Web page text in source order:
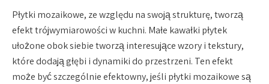
Płytki mozaikowe, ze względu na swoją strukturę, tworzą
efekt trójwymiarowości w kuchni. Małe kawałki płytek
ułożone obok siebie tworzą interesujące wzory i tekstury,
które dodają głębi i dynamiki do przestrzeni. Ten efekt
może być szczególnie efektowny, jeśli płytki mozaikowe są